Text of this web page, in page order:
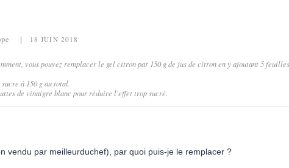
18 JUIN 2018
vous pouvez remplacer le gel citron par 150 g de jus de citron en y ajoutant 5
à 150 g au total.
de vinaigre blanc pour réduire l'effet trop sucré.
vendu par meilleurduchef), par quoi puis-je le remplacer ?